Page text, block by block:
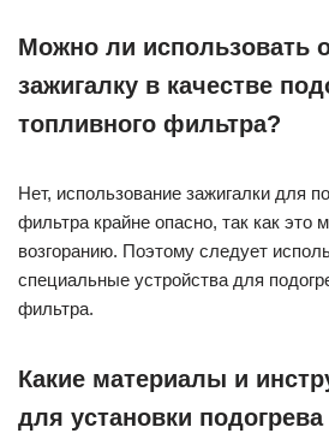
Можно ли использовать
зажигалку в качестве
топливного фильтра?
Нет, использование зажигалки для
фильтра крайне опасно, так как это
возгоранию. Поэтому следует
специальные устройства для
фильтра.
Какие материалы и
для установки